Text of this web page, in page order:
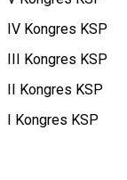
IV Kongres KSP
III Kongres KSP
II Kongres KSP
I Kongres KSP